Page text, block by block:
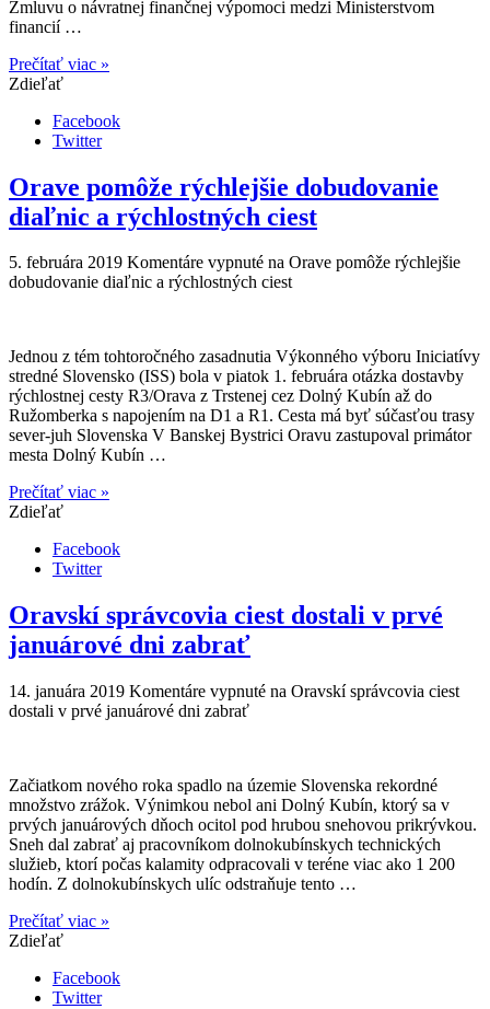
Zmluvu o návratnej finančnej výpomoci medzi Ministerstvom
financií …
Prečítať viac »
Zdieľať
Facebook
Twitter
Orave pomôže rýchlejšie dobudovanie
diaľnic a rýchlostných ciest
5. februára 2019 Komentáre vypnuté na Orave pomôže rýchlejšie
dobudovanie diaľnic a rýchlostných ciest
Jednou z tém tohtoročného zasadnutia Výkonného výboru Iniciatívy
stredné Slovensko (ISS) bola v piatok 1. februára otázka dostavby
rýchlostnej cesty R3/Orava z Trstenej cez Dolný Kubín až do
Ružomberka s napojením na D1 a R1. Cesta má byť súčasťou trasy
sever-juh Slovenska V Banskej Bystrici Oravu zastupoval primátor
mesta Dolný Kubín …
Prečítať viac »
Zdieľať
Facebook
Twitter
Oravskí správcovia ciest dostali v prvé
januárové dni zabrať
14. januára 2019 Komentáre vypnuté na Oravskí správcovia ciest
dostali v prvé januárové dni zabrať
Začiatkom nového roka spadlo na územie Slovenska rekordné
množstvo zrážok. Výnimkou nebol ani Dolný Kubín, ktorý sa v
prvých januárových dňoch ocitol pod hrubou snehovou prikrývkou.
Sneh dal zabrať aj pracovníkom dolnokubínskych technických
služieb, ktorí počas kalamity odpracovali v teréne viac ako 1 200
hodín. Z dolnokubínskych ulíc odstraňuje tento …
Prečítať viac »
Zdieľať
Facebook
Twitter